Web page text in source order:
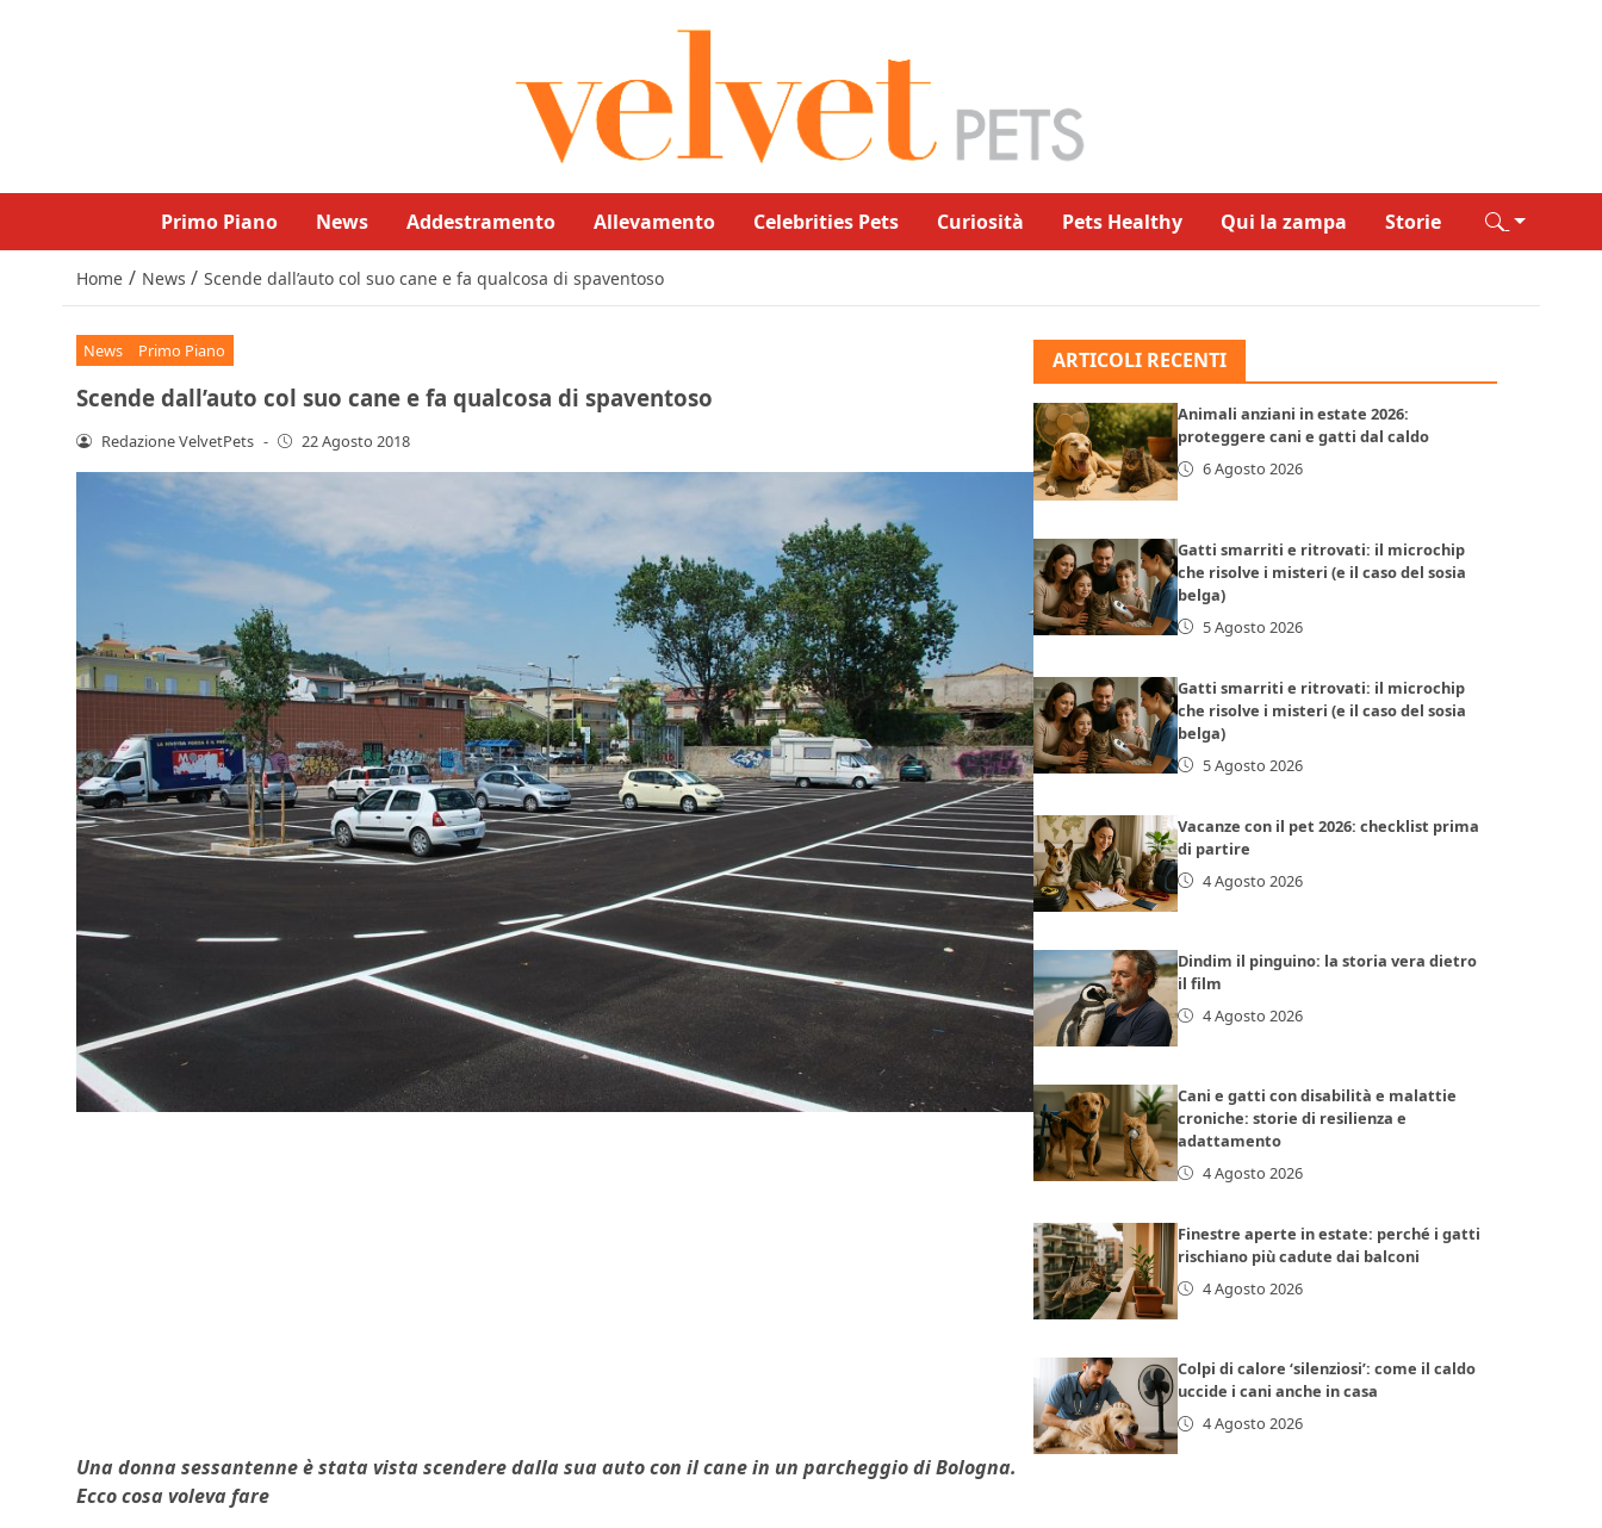
Primo Piano News Addestramento Allevamento Celebrities Pets Curiosità Pets Healthy Qui la zampa Storie
Home / News / Scende dall’auto col suo cane e fa qualcosa di spaventoso
News Primo Piano
Scende dall’auto col suo cane e fa qualcosa di spaventoso
Redazione VelvetPets - 22 Agosto 2018
Una donna sessantenne è stata vista scendere dalla sua auto con il cane in un parcheggio di Bologna.
Ecco cosa voleva fare
ARTICOLI RECENTI
Animali anziani in estate 2026:
proteggere cani e gatti dal caldo
6 Agosto 2026
Gatti smarriti e ritrovati: il microchip
che risolve i misteri (e il caso del sosia
belga)
5 Agosto 2026
Gatti smarriti e ritrovati: il microchip
che risolve i misteri (e il caso del sosia
belga)
5 Agosto 2026
Vacanze con il pet 2026: checklist prima
di partire
4 Agosto 2026
Dindim il pinguino: la storia vera dietro
il film
4 Agosto 2026
Cani e gatti con disabilità e malattie
croniche: storie di resilienza e
adattamento
4 Agosto 2026
Finestre aperte in estate: perché i gatti
rischiano più cadute dai balconi
4 Agosto 2026
Colpi di calore ‘silenziosi’: come il caldo
uccide i cani anche in casa
4 Agosto 2026